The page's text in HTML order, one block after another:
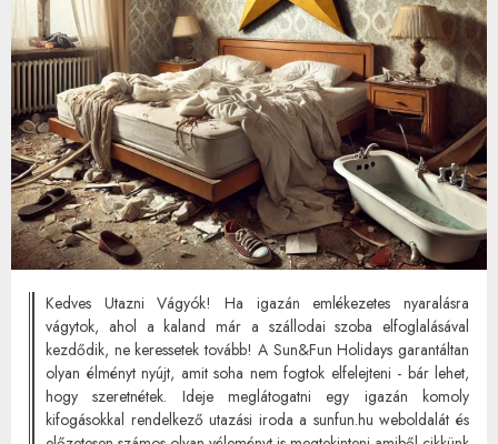
Kedves Utazni Vágyók! Ha igazán emlékezetes nyaralásra
vágytok, ahol a kaland már a szállodai szoba elfoglalásával
kezdődik, ne keressetek tovább! A Sun&Fun Holidays garantáltan
olyan élményt nyújt, amit soha nem fogtok elfelejteni - bár lehet,
hogy szeretnétek. Ideje meglátogatni egy igazán komoly
kifogásokkal rendelkező utazási iroda a sunfun.hu weboldalát és